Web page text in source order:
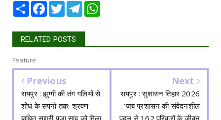
Share Facebook
TwitterTelegram
RELATED POSTS
Feature
Previous
रायपुर : झुग्गी की तंग गलियों से
शोध के सपनों तक: श्रवण
बाधित सुश्री पूजा साहू को मिला
Next
रायपुर : सुशासन तिहार 2026
: ’जब प्रशासन की संवेदनशील
पहल से 162 परिवारों के जीवन